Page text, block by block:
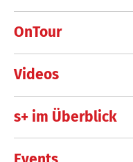
OnTour
Videos
s+ im Überblick